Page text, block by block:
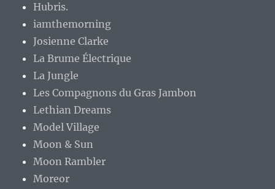
Hubris.
iamthemorning
Josienne Clarke
La Brume Électrique
La Jungle
Les Compagnons du Gras Jambon
Lethian Dreams
Model Village
Moon & Sun
Moon Rambler
Moreor